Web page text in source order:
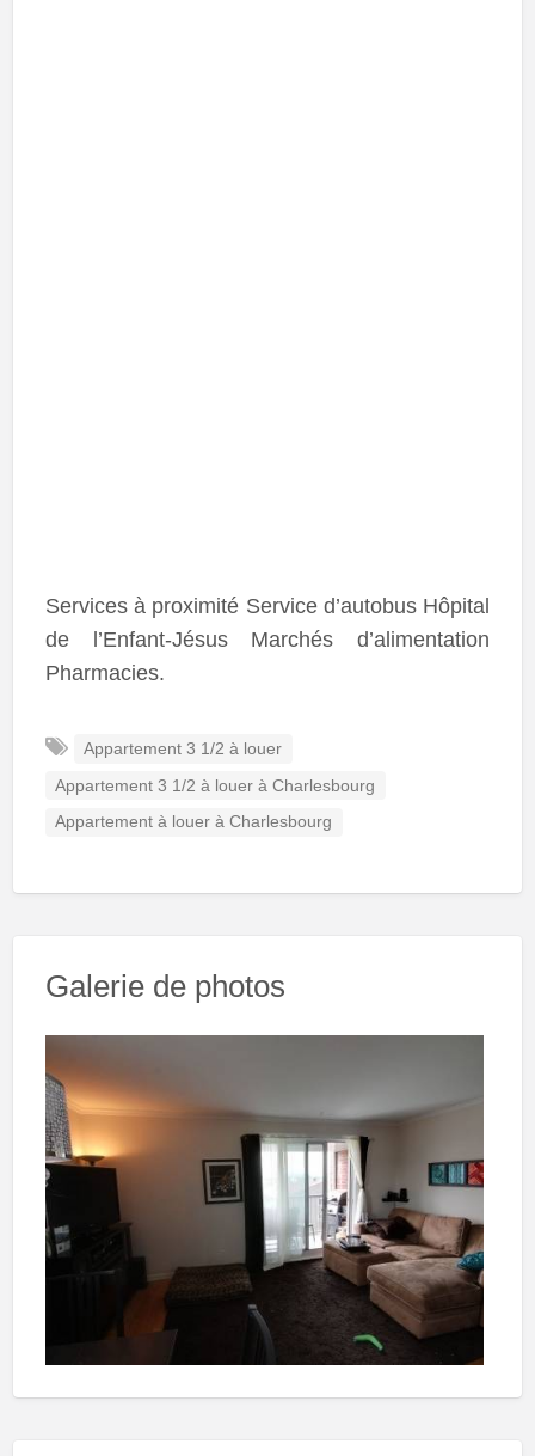
Services à proximité Service d’autobus Hôpital
de l’Enfant-Jésus Marchés d’alimentation
Pharmacies.
Appartement 3 1/2 à louer
Appartement 3 1/2 à louer à Charlesbourg
Appartement à louer à Charlesbourg
Galerie de photos